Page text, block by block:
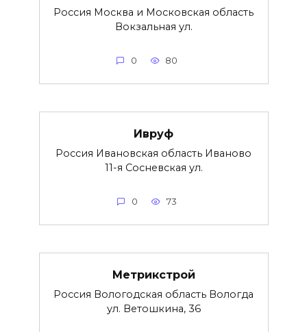
Россия Москва и Московская область
Вокзальная ул.
0 80
Ивруф
Россия Ивановская область Иваново
11-я Сосневская ул.
0 73
Метрикстрой
Россия Вологодская область Вологда
ул. Ветошкина, 36